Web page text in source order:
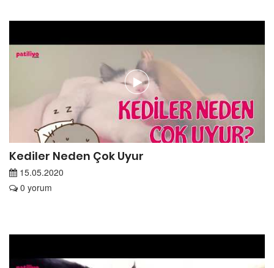
Kediler Neden Çok Uyur
15.05.2020
0 yorum